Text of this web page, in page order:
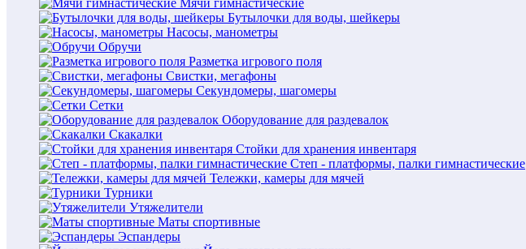
Мячи гимнастические
Бутылочки для воды, шейкеры
Насосы, манометры
Обручи
Разметка игрового поля
Свистки, мегафоны
Секундомеры, шагомеры
Сетки
Оборудование для раздевалок
Скакалки
Стойки для хранения инвентаря
Степ - платформы, палки гимнастические
Тележки, камеры для мячей
Турники
Утяжелители
Маты спортивные
Эспандеры